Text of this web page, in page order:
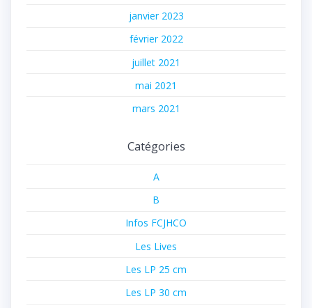
janvier 2023
février 2022
juillet 2021
mai 2021
mars 2021
Catégories
A
B
Infos FCJHCO
Les Lives
Les LP 25 cm
Les LP 30 cm